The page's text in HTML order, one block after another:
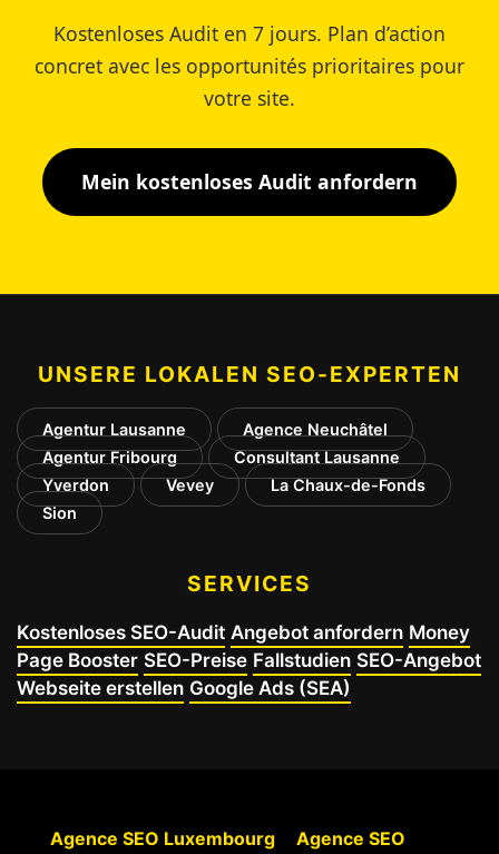
Kostenloses Audit en 7 jours. Plan d’action
concret avec les opportunités prioritaires pour
votre site.
Mein kostenloses Audit anfordern
UNSERE LOKALEN SEO-EXPERTEN
Agentur Lausanne
Agence Neuchâtel
Agentur Fribourg
Consultant Lausanne
Yverdon
Vevey
La Chaux-de-Fonds
Sion
SERVICES
Kostenloses SEO-Audit Angebot anfordern Money
Page Booster SEO-Preise Fallstudien SEO-Angebot
Webseite erstellen Google Ads (SEA)
Agence SEO Luxembourg Agence SEO